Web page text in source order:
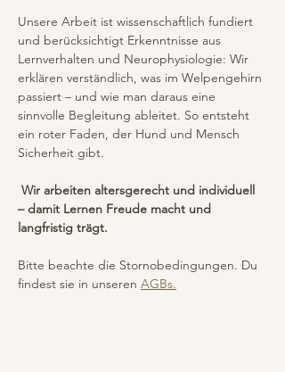
Unsere Arbeit ist wissenschaftlich fundiert
und berücksichtigt Erkenntnisse aus
Lernverhalten und Neurophysiologie: Wir
erklären verständlich, was im Welpengehirn
passiert – und wie man daraus eine
sinnvolle Begleitung ableitet. So entsteht
ein roter Faden, der Hund und Mensch
Sicherheit gibt.
– damit Lernen Freude macht und
langfristig trägt.
Bitte beachte die Stornobedingungen. Du
findest sie in unseren AGBs.